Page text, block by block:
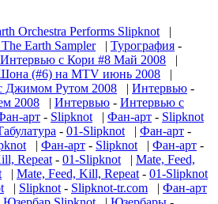
Orchestra Performs Slipknot |
Earth Sampler| Турография -
Интервью с Кори #8 Май 2008 |
(#6) на MTV июнь 2008 |
Джимом Рутом 2008 | Интервью -
2008 | Интервью - Интервью с
арт - Slipknot | Фан-арт - Slipknot
- 01-Slipknot | Фан-арт -
| Фан-арт - Slipknot | Фан-арт -
Repeat - 01-Slipknot | Mate, Feed,
| Mate, Feed, Kill, Repeat - 01-Slipknot
| Slipknot - Slipknot-tr.com | Фан-арт